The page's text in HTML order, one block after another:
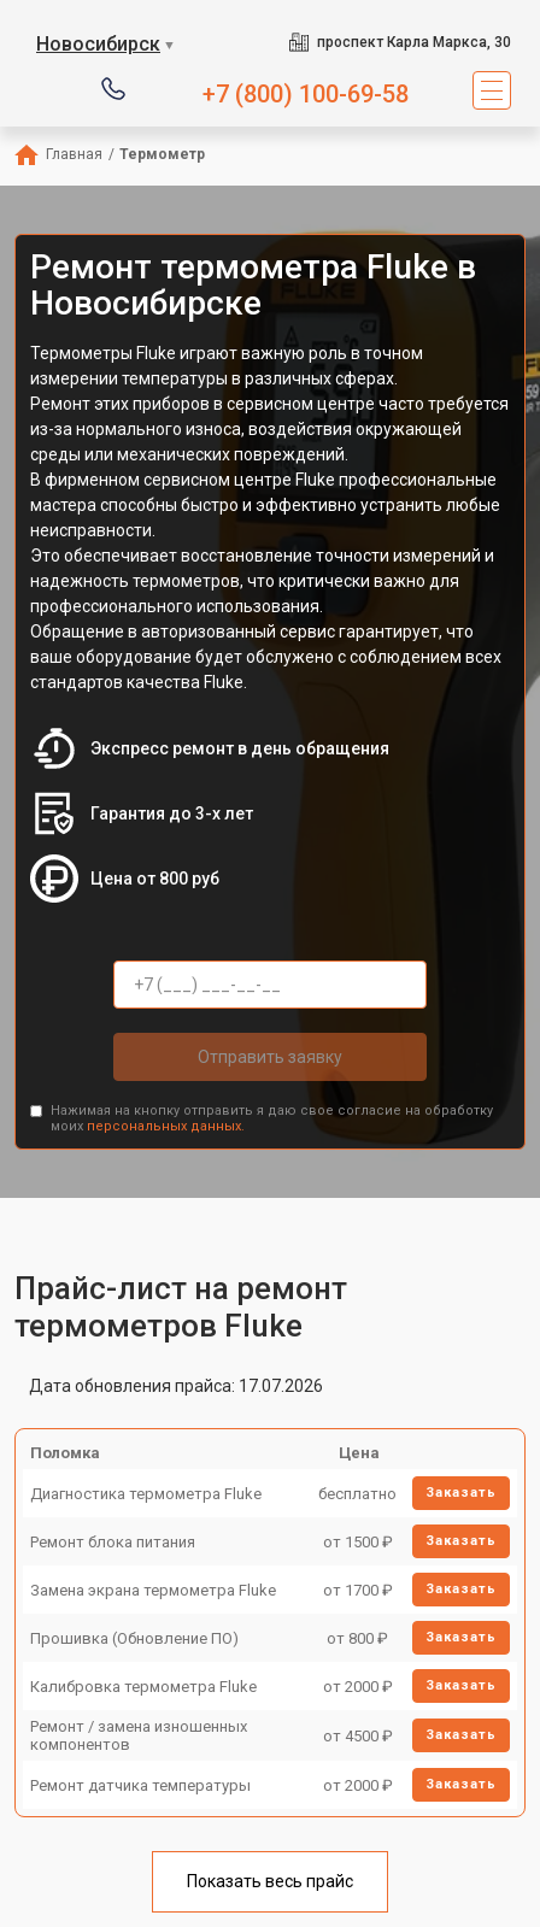
Новосибирск ▼ проспект Карла Маркса, 30
+7 (800) 100-69-58
Главная / Термометр
Ремонт термометра Fluke в
Новосибирске
Термометры Fluke играют важную роль в точном
измерении температуры в различных сферах.
Ремонт этих приборов в сервисном центре часто требуется
из-за нормального износа, воздействия окружающей
среды или механических повреждений.
В фирменном сервисном центре Fluke профессиональные
мастера способны быстро и эффективно устранить любые
неисправности.
Это обеспечивает восстановление точности измерений и
надежность термометров, что критически важно для
профессионального использования.
Обращение в авторизованный сервис гарантирует, что
ваше оборудование будет обслужено с соблюдением всех
стандартов качества Fluke.
Экспресс ремонт в день обращения
Гарантия до 3-х лет
Цена от 800 руб
Отправить заявку
Нажимая на кнопку отправить я даю свое согласие на обработку
моих персональных данных.
Прайс-лист на ремонт
термометров Fluke
Дата обновления прайса: 17.07.2026
Поломка Цена
Диагностика термометра Fluke бесплатно Заказать
Ремонт блока питания от 1500 ₽ Заказать
Замена экрана термометра Fluke от 1700 ₽ Заказать
Прошивка (Обновление ПО) от 800 ₽ Заказать
Калибровка термометра Fluke от 2000 ₽ Заказать
Ремонт / замена изношенных
компонентов
от 4500 ₽ Заказать
Ремонт датчика температуры от 2000 ₽ Заказать
Показать весь прайс